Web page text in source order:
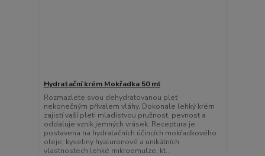
Hydratační krém Mokřadka 50 ml
Rozmazlete svou dehydratovanou pleť
nekonečným přívalem vláhy. Dokonale lehký krém
zajistí vaší pleti mladistvou pružnost, pevnost a
oddaluje vznik jemných vrásek. Receptura je
postavena na hydratačních účincích mokřadkového
oleje, kyseliny hyaluronové a unikátních
vlastnostech lehké mikroemulze, kt...